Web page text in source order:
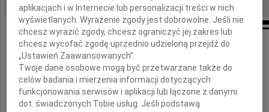
aplikacjach i w Internecie lub personalizacji treści w nich
wyświetlanych. Wyrażenie zgody jest dobrowolne. Jeśli nie
chcesz wyrazić zgody, chcesz ograniczyć jej zakres lub
chcesz wycofać zgodę uprzednio udzieloną przejdź do
„Ustawień Zaawansowanych”.
Twoje dane osobowe mogą być przetwarzane także do
celów badania i mierzenia informacji dotyczących
funkcjonowania serwisów i aplikacji lub łączone z danymi
dot. świadczonych Tobie usług. Jeśli podstawą